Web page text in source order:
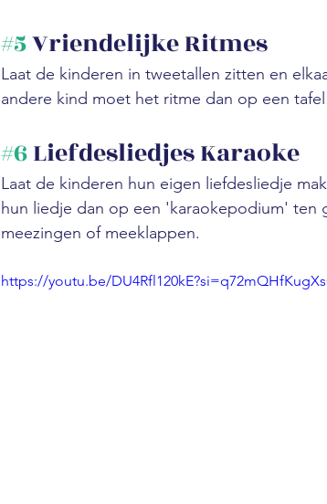
#5 Vriendelijke Ritmes
Laat de kinderen in tweetallen zitten en
andere kind moet het ritme dan op een
#6 Liefdesliedjes Karaoke
Laat de kinderen hun eigen liefdesliedje
hun liedje dan op een 'karaokepodium' ten
meezingen of meeklappen.
https://youtu.be/